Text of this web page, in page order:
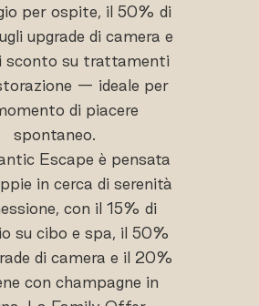
per ospite, il 50% di
upgrade di camera e
sconto su trattamenti
— ideale per
di piacere
spontaneo.
Escape è pensata
in cerca di serenità
con il 15% di
su cibo e spa, il 50%
di camera e il 20%
con champagne in